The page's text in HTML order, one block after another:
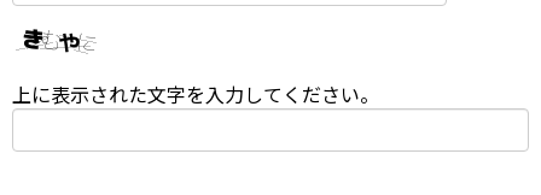
上に表示された文字を入力してください。